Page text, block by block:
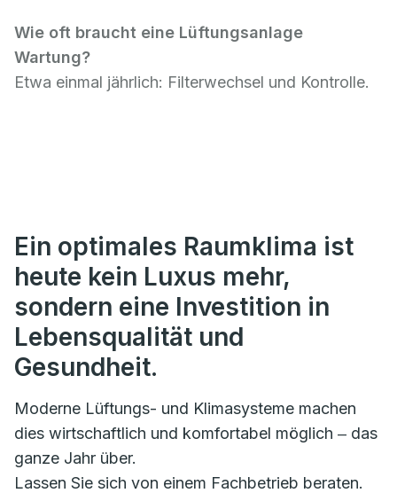
Wie oft braucht eine Lüftungsanlage
Wartung?
Etwa einmal jährlich: Filterwechsel und Kontrolle.
Ein optimales Raumklima ist
heute kein Luxus mehr,
sondern eine Investition in
Lebensqualität und
Gesundheit.
Moderne Lüftungs- und Klimasysteme machen
dies wirtschaftlich und komfortabel möglich ‒ das
ganze Jahr über.
Lassen Sie sich von einem Fachbetrieb beraten.